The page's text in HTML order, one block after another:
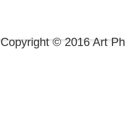
Copyright © 2016 Art